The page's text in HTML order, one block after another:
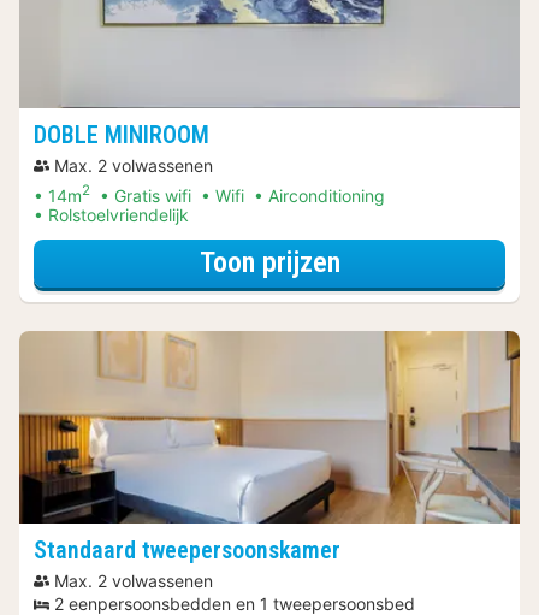
DOBLE MINIROOM
Max. 2 volwassenen
14m2 Gratis wifi Wifi
Airconditioning
Rolstoelvriendelijk
Toon prijzenvoor Ontdek de
Standaard tweepersoonskamer
Max. 2 volwassenen
2 eenpersoonsbedden en 1 tweepersoonsbed